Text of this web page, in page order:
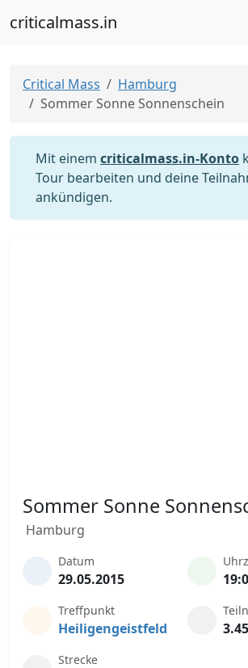
criticalmass.in
Critical Mass
Hamburg
Sommer Sonne Sonnenschein
Mit einem criticalmass.in-Konto
Tour bearbeiten und deine
ankündigen.
Sommer Sonne
Hamburg
Datum
29.05.2015
Treffpunkt
Heiligengeistfeld
Strecke